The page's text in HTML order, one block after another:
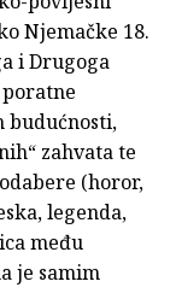
Njemačke 18.
i Drugoga
budućnosti,
zahvata te
(horor,
legenda,
među
je samim